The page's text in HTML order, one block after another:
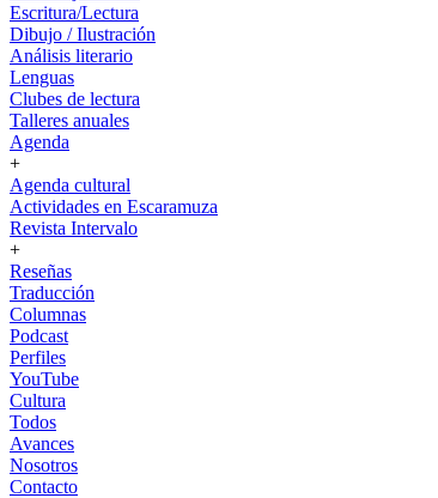
Escritura/Lectura
Dibujo / Ilustración
Análisis literario
Lenguas
Clubes de lectura
Talleres anuales
Agenda
+
Agenda cultural
Actividades en Escaramuza
Revista Intervalo
+
Reseñas
Traducción
Columnas
Podcast
Perfiles
YouTube
Cultura
Todos
Avances
Nosotros
Contacto